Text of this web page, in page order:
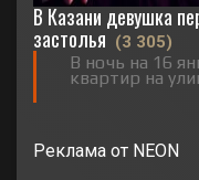
В Казани девушка
застолья (3 305)
В ночь на 16
квартир на
Реклама от NEON